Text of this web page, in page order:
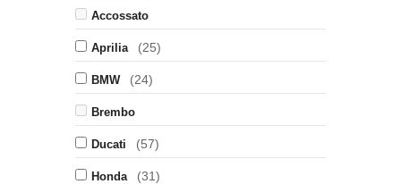
Accossato
Aprilia (25)
BMW (24)
Brembo
Ducati (57)
Honda (31)